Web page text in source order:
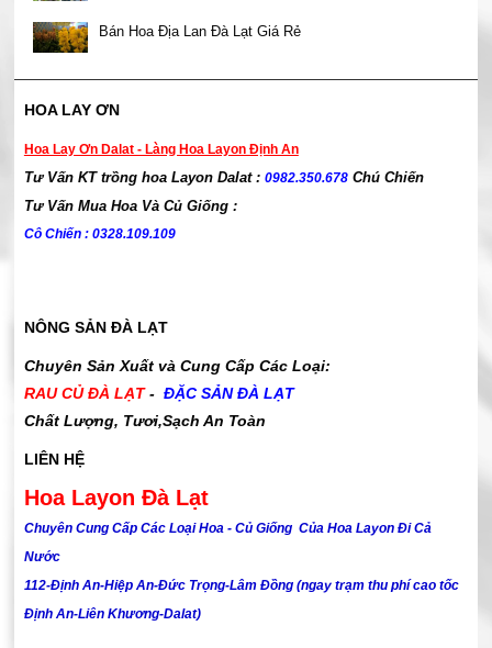
Bán Hoa Địa Lan Đà Lạt Giá Rẻ
HOA LAY ƠN
Hoa Lay Ơn Dalat - Làng Hoa Layon Định An
Tư Vấn KT trồng hoa Layon Dalat : 0982.350.678Chú Chiến
Tư Vấn Mua Hoa Và Củ Giống :
Cô Chiến : 0328.109.109
NÔNG SẢN ĐÀ LẠT
Chuyên Sản Xuất và Cung Cấp Các Loại:
RAU CỦ ĐÀ LẠT- ĐẶC SẢN ĐÀ LẠT
Chất Lượng, Tươi,Sạch An Toàn
LIÊN HỆ
Hoa Layon Đà Lạt
Chuyên Cung Cấp Các Loại Hoa - Củ Giống Của Hoa Layon Đi Cả
Nước
112-Định An-Hiệp An-Đức Trọng-Lâm Đồng (ngay trạm thu phí cao tốc
Định An-Liên Khương-Dalat)